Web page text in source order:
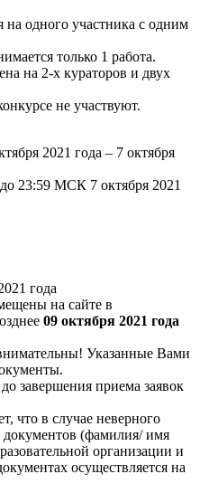
на одного участника с одним
только 1 работа.
на 2-х кураторов и двух
не участвуют.
2021 года – 7 октября
23:59 МСК 7 октября 2021
года
на сайте в
09 октября 2021 года
Указанные Вами
завершения приема заявок
что в случае неверного
(фамилия/ имя
организации и
осуществляется на